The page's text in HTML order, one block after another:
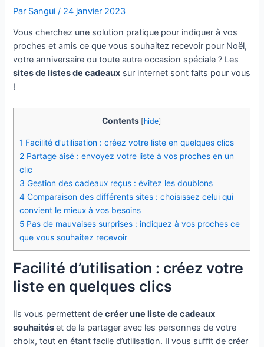
Par Sangui/ 24 janvier 2023
Vous cherchez une solution pratique pour indiquer à vos
proches et amis ce que vous souhaitez recevoir pour Noël,
votre anniversaire ou toute autre occasion spéciale ? Les
sites de listes de cadeaux sur internet sont faits pour vous
!
Contents [hide]
1 Facilité d’utilisation : créez votre liste en quelques clics
2 Partage aisé : envoyez votre liste à vos proches en un
clic
3 Gestion des cadeaux reçus : évitez les doublons
4 Comparaison des différents sites : choisissez celui qui
convient le mieux à vos besoins
5 Pas de mauvaises surprises : indiquez à vos proches ce
que vous souhaitez recevoir
Facilité d’utilisation : créez votre
liste en quelques clics
Ils vous permettent decréer une liste de cadeaux
souhaitéset de la partager avec les personnes de votre
choix, tout en étant facile d’utilisation. Il vous suffit de créer